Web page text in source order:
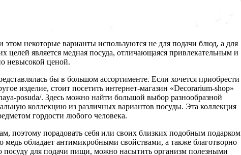
некоторые варианты используются не для подачи блюд, а для
является медная посуда, отличающаяся привлекательным и
невысокой ценой.
бы в большом ассортименте. Если хочется приобрести
изделие, стоит посетить интернет-магазин «Decorarium-shop»
posuda/. Здесь можно найти большой выбор разнообразной
коллекцию из различных вариантов посуды. Эта коллекция
гордости любого человека.
поэтому порадовать себя или своих близких подобным подарком
обладает антимикробными свойствами, а также благотворно
посуду для подачи пищи, можно насытить организм полезными